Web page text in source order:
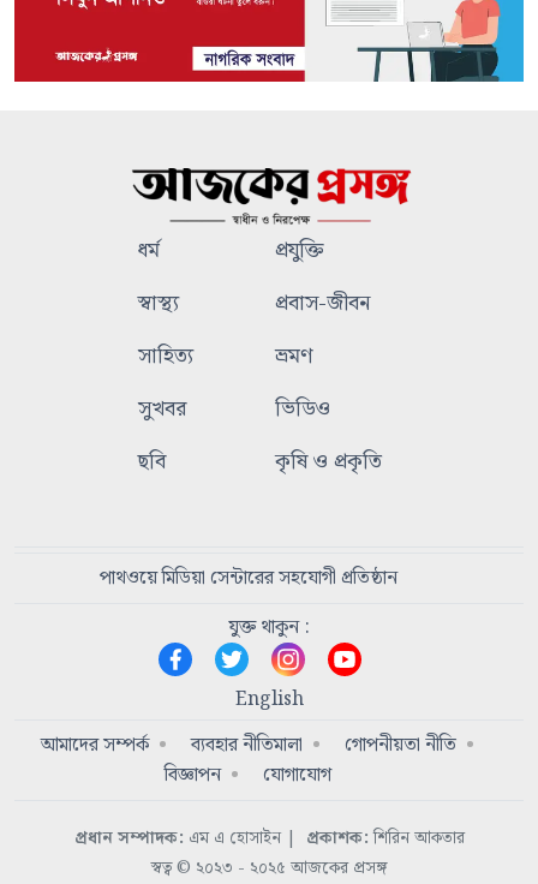
ধর্ম
প্রযুক্তি
স্বাস্থ্য
প্রবাস-জীবন
সাহিত্য
ভ্রমণ
সুখবর
ভিডিও
ছবি
কৃষি ও প্রকৃতি
পাথওয়ে মিডিয়া সেন্টারের সহযোগী প্রতিষ্ঠান
যুক্ত থাকুন :
English
আমাদের সম্পর্ক
ব্যবহার নীতিমালা
গোপনীয়তা নীতি
বিজ্ঞাপন
যোগাযোগ
প্রধান সম্পাদক: এম এ হোসাইন | প্রকাশক:শিরিন আকতার
স্বত্ব © ২০২৩ - ২০২৫ আজকের প্রসঙ্গ